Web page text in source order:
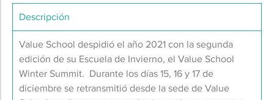
Descripción
Value School despidió el año 2021 con la segunda
edición de su Escuela de Invierno, el Value School
Winter Summit. Durante los días 15, 16 y 17 de
diciembre se retransmitió desde la sede de Value